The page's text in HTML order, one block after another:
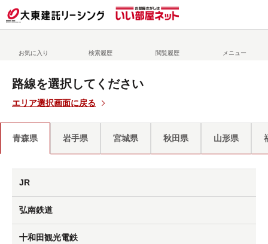
お気に入り 検索履歴 閲覧履歴 メニュー
路線を選択してください
エリア選択画面に戻る
青森県 岩手県 宮城県 秋田県 山形県
JR
弘南鉄道
十和田観光電鉄